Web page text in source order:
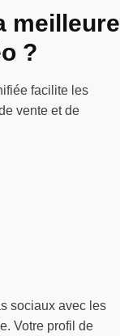
meilleure
?
facilite les
vente et de
sociaux avec les
Votre profil de